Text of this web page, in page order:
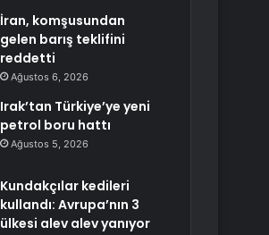
İran, komşusundan
gelen barış teklifini
reddetti
Ağustos 6, 2026
Irak’tan Türkiye’ye yeni
petrol boru hattı
Ağustos 5, 2026
Kundakçılar kedileri
kullandı: Avrupa’nın 3
ülkesi alev alev yanıyor